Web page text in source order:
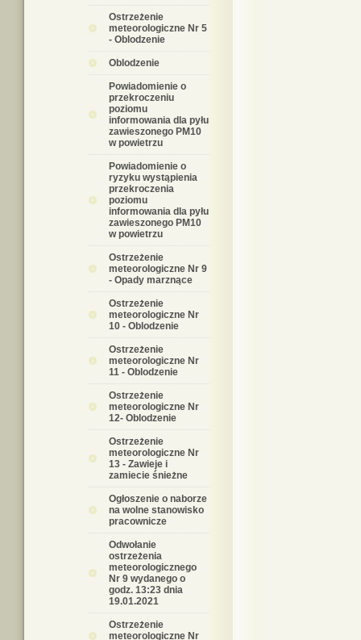
Ostrzeżenie
meteorologiczne Nr 5
- Oblodzenie
Oblodzenie
Powiadomienie o
przekroczeniu
poziomu
informowania dla pyłu
zawieszonego PM10
w powietrzu
Powiadomienie o
ryzyku wystąpienia
przekroczenia
poziomu
informowania dla pyłu
zawieszonego PM10
w powietrzu
Ostrzeżenie
meteorologiczne Nr 9
- Opady marznące
Ostrzeżenie
meteorologiczne Nr
10 - Oblodzenie
Ostrzeżenie
meteorologiczne Nr
11 - Oblodzenie
Ostrzeżenie
meteorologiczne Nr
12- Oblodzenie
Ostrzeżenie
meteorologiczne Nr
13 - Zawieje i
zamiecie śnieżne
Ogłoszenie o naborze
na wolne stanowisko
pracownicze
Odwołanie
ostrzeżenia
meteorologicznego
Nr 9 wydanego o
godz. 13:23 dnia
19.01.2021
Ostrzeżenie
meteorologiczne Nr